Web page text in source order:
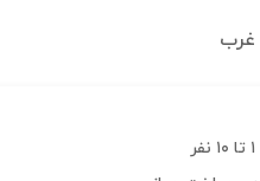
غرب
۱ تا ۱۰ نفر